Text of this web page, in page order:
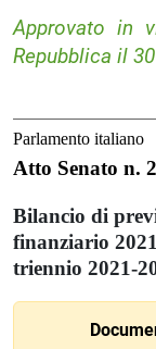
Approvato in
Repubblica il
Parlamento italiano
Atto Senato n.
Bilancio di
finanziario
triennio 2021-